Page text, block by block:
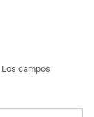
Los campos